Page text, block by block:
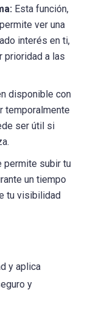
Esta función,
ver una
interés en ti,
prioridad a las
disponible con
temporalmente
ser útil si
permite subir tu
un tiempo
tu visibilidad
y aplica
y